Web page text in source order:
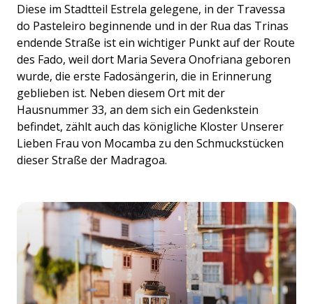
Diese im Stadtteil Estrela gelegene, in der Travessa
do Pasteleiro beginnende und in der Rua das Trinas
endende Straße ist ein wichtiger Punkt auf der Route
des Fado, weil dort Maria Severa Onofriana geboren
wurde, die erste Fadosängerin, die in Erinnerung
geblieben ist. Neben diesem Ort mit der
Hausnummer 33, an dem sich ein Gedenkstein
befindet, zählt auch das königliche Kloster Unserer
Lieben Frau von Mocamba zu den Schmuckstücken
dieser Straße der Madragoa.